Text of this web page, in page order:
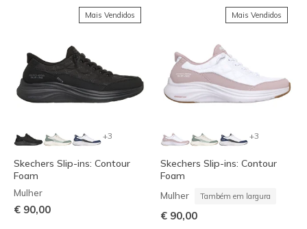
Mais Vendidos
+3
Skechers Slip-ins: Contour
Foam
Mulher
€ 90,00
Mais Vendidos
+3
Skechers Slip-ins: Contour
Foam
Mulher Também em largura
€ 90,00